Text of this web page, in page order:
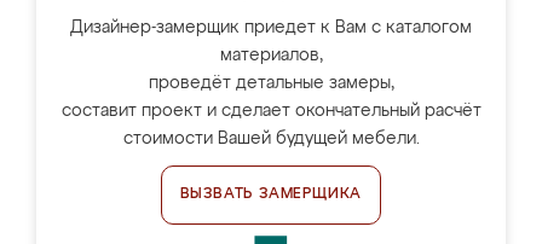
Дизайнер-замерщик приедет к Вам с каталогом
материалов,
проведёт детальные замеры,
составит проект и сделает окончательный расчёт
стоимости Вашей будущей мебели.
ВЫЗВАТЬ ЗАМЕРЩИКА